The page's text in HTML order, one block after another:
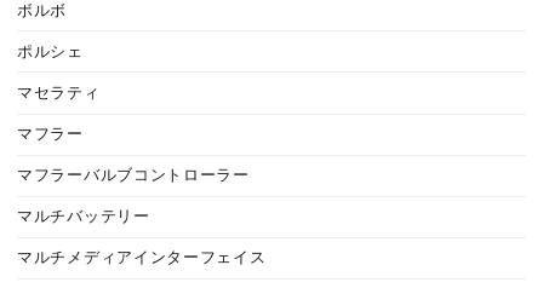
ボルボ
ポルシェ
マセラティ
マフラー
マフラーバルブコントローラー
マルチバッテリー
マルチメディアインターフェイス